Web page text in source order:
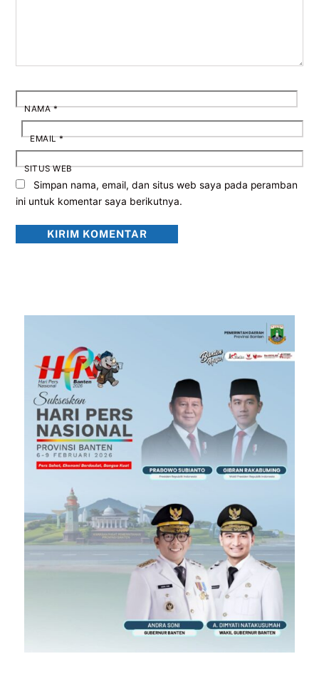
NAMA*
EMAIL*
SITUS WEB
Simpan nama, email, dan situs web saya pada peramban
ini untuk komentar saya berikutnya.